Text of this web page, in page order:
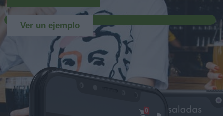
Ver un ejemplo